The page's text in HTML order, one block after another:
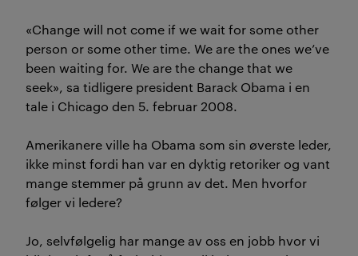
«Change will not come if we wait for some other
person or some other time. We are the ones we’ve
been waiting for. We are the change that we
seek», sa tidligere president Barack Obama i en
tale i Chicago den 5. februar 2008.
Amerikanere ville ha Obama som sin øverste leder,
ikke minst fordi han var en dyktig retoriker og vant
mange stemmer på grunn av det. Men hvorfor
følger vi ledere?
Jo, selvfølgelig har mange av oss en jobb hvor vi